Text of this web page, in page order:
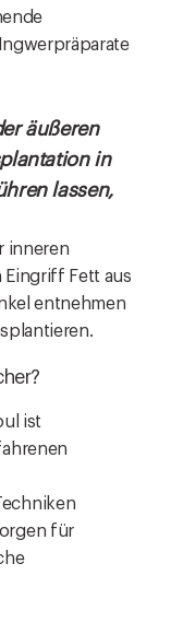
äußeren
in
lassen,
inneren
Fett aus
entnehmen
ist
für